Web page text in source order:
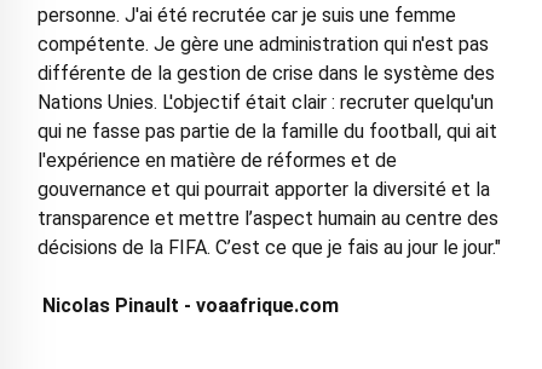
personne. J'ai été recrutée car je suis une femme
compétente. Je gère une administration qui n'est pas
différente de la gestion de crise dans le système des
Nations Unies. L'objectif était clair : recruter quelqu'un
qui ne fasse pas partie de la famille du football, qui ait
l'expérience en matière de réformes et de
gouvernance et qui pourrait apporter la diversité et la
transparence et mettre l’aspect humain au centre des
décisions de la FIFA. C’est ce que je fais au jour le jour."
Nicolas Pinault - voaafrique.com